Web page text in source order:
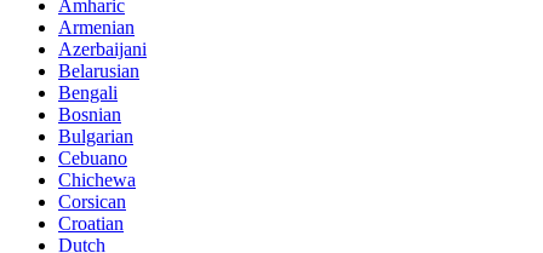
Amharic
Armenian
Azerbaijani
Belarusian
Bengali
Bosnian
Bulgarian
Cebuano
Chichewa
Corsican
Croatian
Dutch